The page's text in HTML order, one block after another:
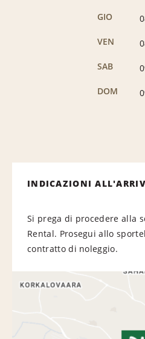
GIO
VEN
SAB
DOM
INDICAZIONI
Si prega di procedere alla
Rental. Prosegui allo
contratto di noleggio.